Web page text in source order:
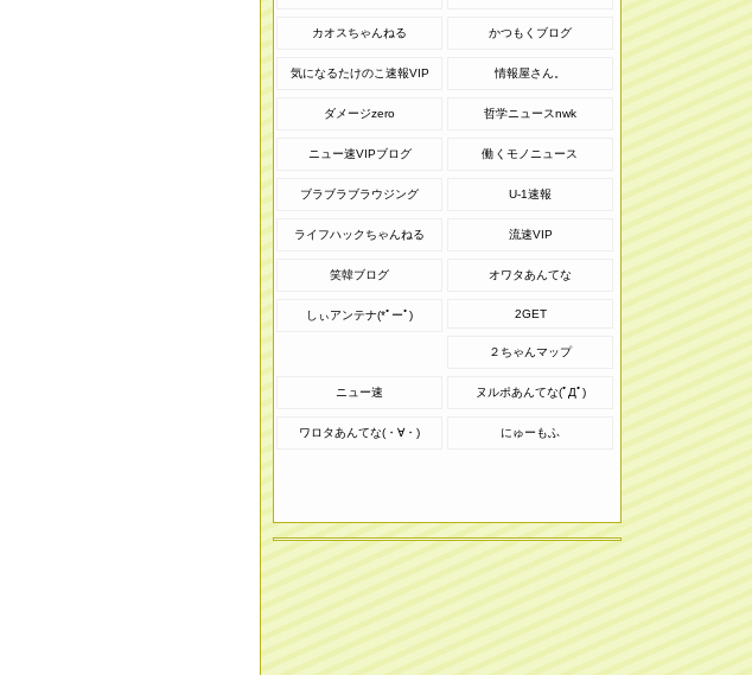
カオスちゃんねる かつもくブログ
気になるたけのこ速報VIP 情報屋さん。
ダメージzero 哲学ニュースnwk
ニュー速VIPブログ 働くモノニュース
ブラブラブラウジング U-1速報
ライフハックちゃんねる 流速VIP
笑韓ブログ オワタあんてな
しぃアンテナ(*ﾟーﾟ) 2GET
２ちゃんマップ
ニュー速 ヌルポあんてな(ﾟДﾟ)
ワロタあんてな(・∀・) にゅーもふ